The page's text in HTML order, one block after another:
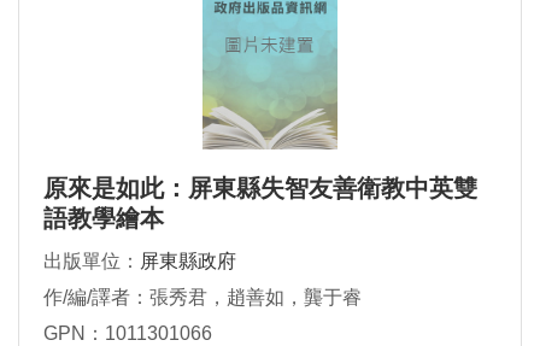
原來是如此：屏東縣失智友善衛教中英雙
語教學繪本
出版單位： 屏東縣政府
作/編/譯者：張秀君，趙善如，龔于睿
GPN：1011301066